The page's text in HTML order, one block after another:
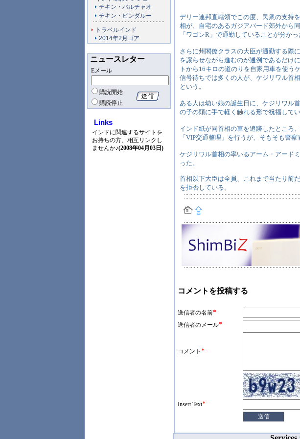
チキン・バルチャオ
チキン・ビンダルー
トラベルインド
2014年2月ゴア
ニュースレター
Eメール
購読開始
購読停止
Links
インドに関連するサイトを
お持ちの方、相互リンクし
ませんか♪(2008年04月03日)
デリー連邦直轄領でこの度、民衆の支持
相が、自宅のあるガジアバード郊外から
「ワゴンR」で通勤していることが分かっ
さらに州閣僚クラスの大臣が通勤する際
を譲らせながら進むのが通例であるだけ
トから16キロの道のりを自家用車を使う
信号待ちでは多くの人が、ケジリワル首
という。
ある人は幼い娘の誕生日に、ケジリワル
の子の頭に手で軽く触れる形で祝福してい
インド紙が同首相の車を追跡したところ
「VIP交通整理」を行うが、そもそも警
ケジリワル首相の率いるアーム・アード
った。
首相以下大臣は全員、これまで当たり前
を拒否している。
コメントを投稿する
送信者の名前*
送信者のメール*
コメント *
Insert Text*